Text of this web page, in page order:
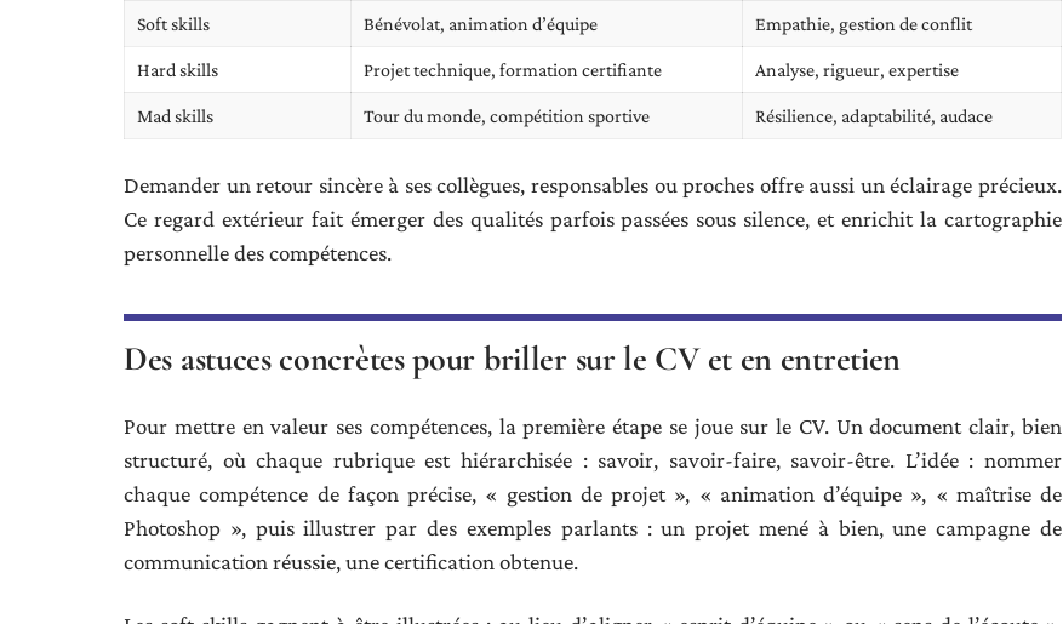
Soft skills Bénévolat, animation d’équipe Empathie, gestion de conflit
Hard skills Projet technique, formation certifiante Analyse, rigueur, expertise
Mad skills Tour du monde, compétition sportive Résilience, adaptabilité, audace
Demander un retour sincère à ses collègues, responsables ou proches offre aussi un éclairage précieux.
Ce regard extérieur fait émerger des qualités parfois passées sous silence, et enrichit la cartographie
personnelle des compétences.
Des astuces concrètes pour briller sur le CV et en entretien
Pour mettre en valeur ses compétences, la première étape se joue sur le CV. Un document clair, bien
structuré, où chaque rubrique est hiérarchisée : savoir, savoir-faire, savoir-être. L’idée : nommer
chaque compétence de façon précise, « gestion de projet », « animation d’équipe », « maîtrise de
Photoshop », puis illustrer par des exemples parlants : un projet mené à bien, une campagne de
communication réussie, une certification obtenue.